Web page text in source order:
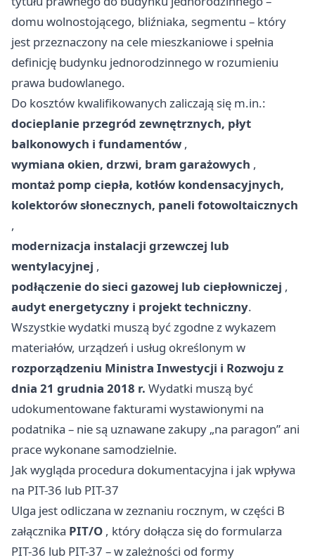
domu wolnostojącego, bliźniaka, segmentu – który
jest przeznaczony na cele mieszkaniowe i spełnia
definicję budynku jednorodzinnego w rozumieniu
prawa budowlanego.
Do kosztów kwalifikowanych zaliczają się m.in.:
docieplanie przegród zewnętrznych, płyt
balkonowych i fundamentów ,
wymiana okien, drzwi, bram garażowych ,
montaż pomp ciepła, kotłów kondensacyjnych,
kolektorów słonecznych, paneli fotowoltaicznych
,
modernizacja instalacji grzewczej lub
wentylacyjnej ,
podłączenie do sieci gazowej lub ciepłowniczej ,
audyt energetyczny i projekt techniczny.
Wszystkie wydatki muszą być zgodne z wykazem
materiałów, urządzeń i usług określonym w
rozporządzeniu Ministra Inwestycji i Rozwoju z
dnia 21 grudnia 2018 r. Wydatki muszą być
udokumentowane fakturami wystawionymi na
podatnika – nie są uznawane zakupy „na paragon” ani
prace wykonane samodzielnie.
Jak wygląda procedura dokumentacyjna i jak wpływa
na PIT-36 lub PIT-37
Ulga jest odliczana w zeznaniu rocznym, w części B
załącznika PIT/O , który dołącza się do formularza
PIT-36 lub PIT-37 – w zależności od formy